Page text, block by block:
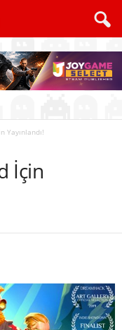
Yayınlandı!
İçin